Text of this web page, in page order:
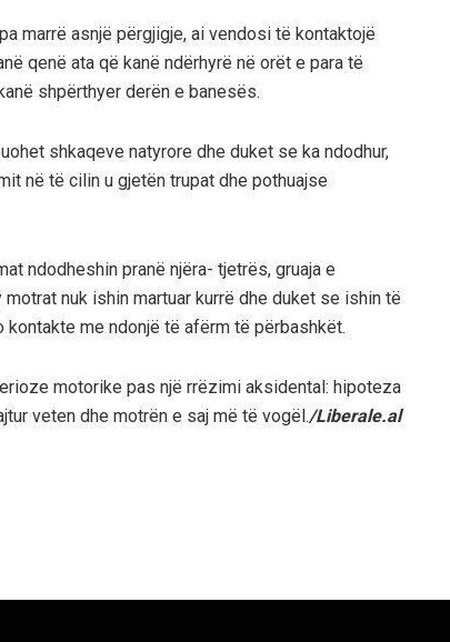
marrë asnjë përgjigje, ai vendosi të kontaktojë
qenë ata që kanë ndërhyrë në orët e para të
shpërthyer derën e banesës.
shkaqeve natyrore dhe duket se ka ndodhur,
në të cilin u gjetën trupat dhe pothuajse
ndodheshin pranë njëra- tjetrës, gruaja e
nuk ishin martuar kurrë dhe duket se ishin të
me ndonjë të afërm të përbashkët.
motorike pas një rrëzimi aksidental: hipoteza
veten dhe motrën e saj më të vogël./Liberale.al